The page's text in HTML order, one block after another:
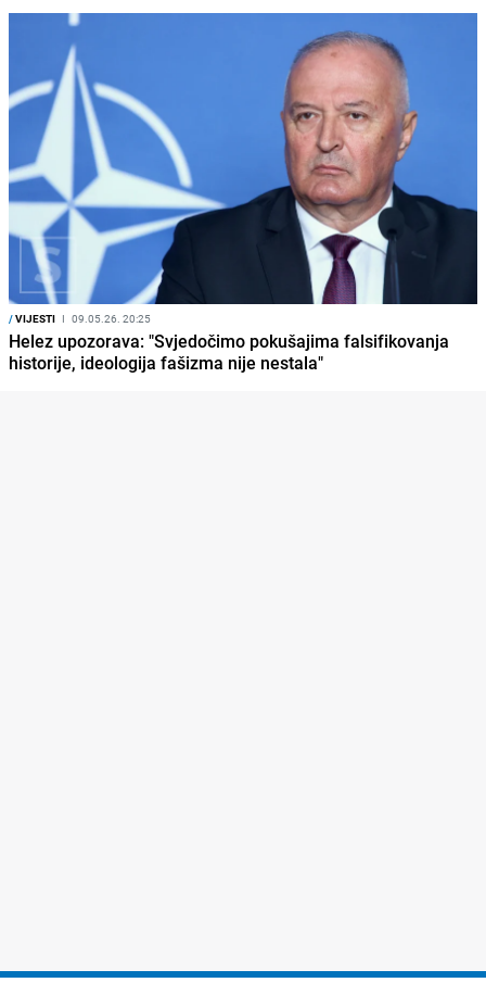
/VIJESTI I 09.05.26. 20:25
Helez upozorava: "Svjedočimo pokušajima falsifikovanja
historije, ideologija fašizma nije nestala"